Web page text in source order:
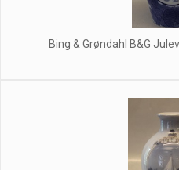
Bing & Grøndahl B&G